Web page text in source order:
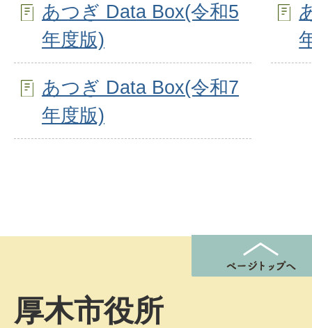
あつぎ Data Box(令和5
年度版)
あつぎ Data Box(令和7
年度版)
厚木市役所